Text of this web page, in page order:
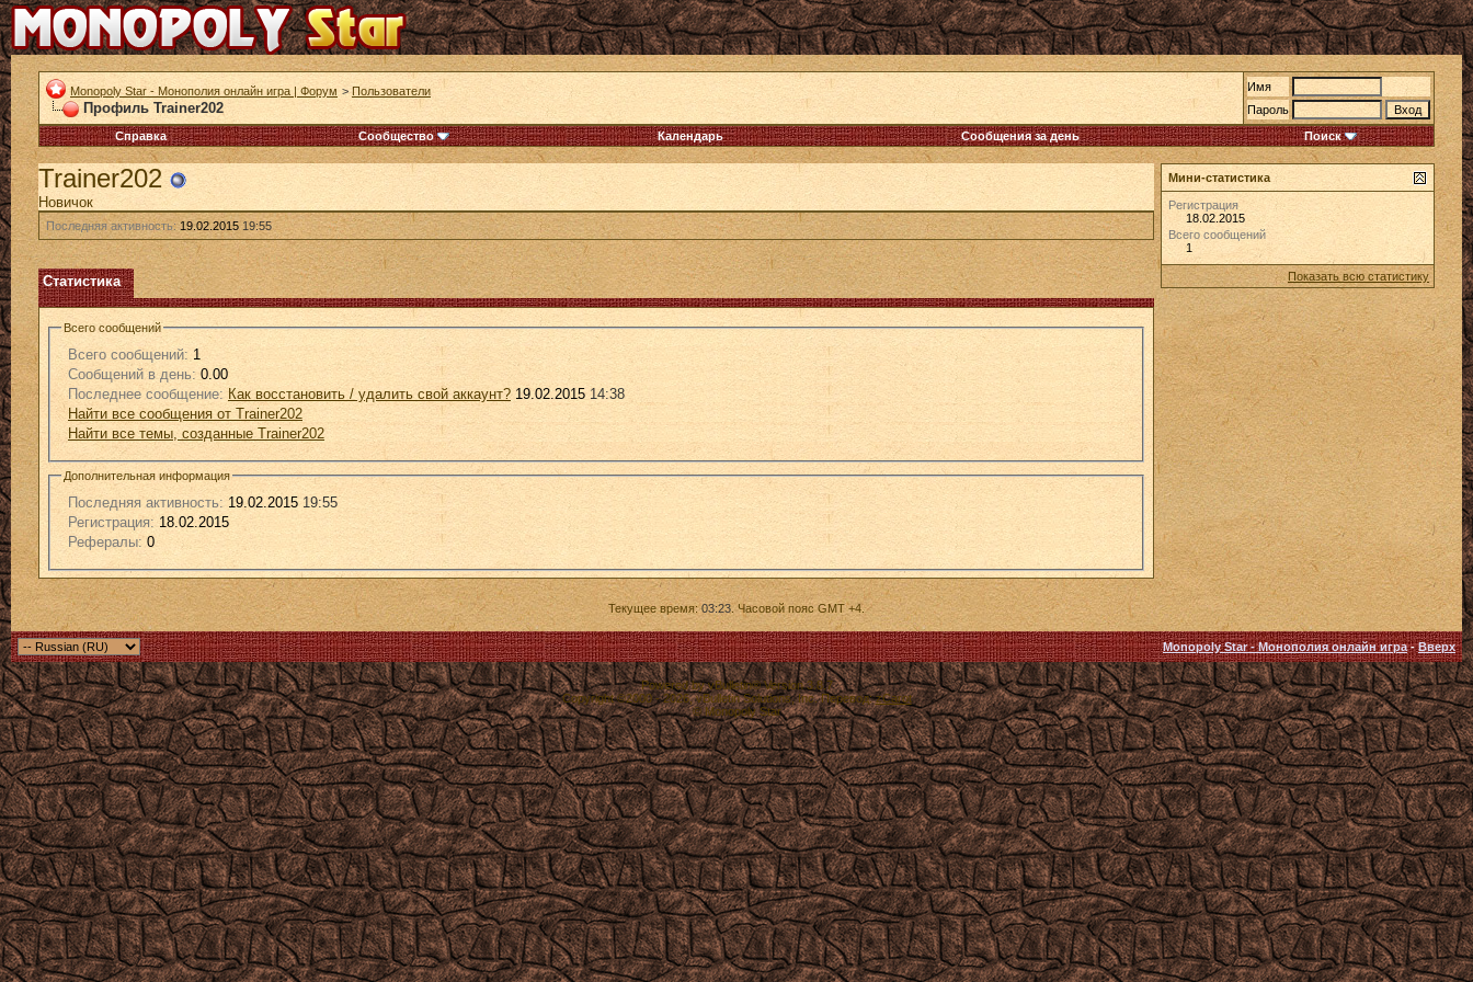
Monopoly Star - Монополия онлайн игра | Форум > Пользователи
Профиль Trainer202
Имя
Пароль
Справка
Сообщество Календарь Сообщения за день Поиск
Trainer202
Новичок
Последняя активность:19.02.201519:55
Статистика
Всего сообщений
Всего сообщений: 1
Сообщений в день: 0.00
Последнее сообщение: Как восстановить / удалить свой аккаунт? 19.02.2015 14:38
Найти все сообщения от Trainer202
Найти все темы, созданные Trainer202
Дополнительная информация
Последняя активность: 19.02.2015 19:55
Регистрация: 18.02.2015
Рефералы:0
Мини-статистика
Регистрация
18.02.2015
Всего сообщений
1
Показать всю статистику
Текущее время:03:23. Часовой пояс GMT +4.
Monopoly Star - Монополия онлайн игра-Вверх
Powered by vBulletin® Version 3.8.7
Copyright ©2000 - 2026, vBulletin Solutions, Inc. Перевод:zCarot
© Monopoly Star